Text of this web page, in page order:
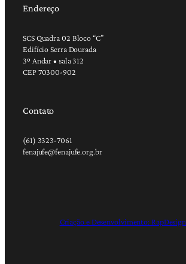
Endereço
SCS Quadra 02 Bloco “C”
Edifício Serra Dourada
3º Andar • sala 312
CEP 70300-902
Contato
(61) 3323-7061
fenajufe@fenajufe.org.br
Criação e Desenvolvimento: RapDesign